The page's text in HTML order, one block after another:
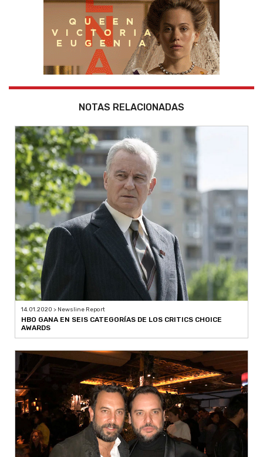
NOTAS RELACIONADAS
14.01.2020 > Newsline Report
HBO GANA EN SEIS CATEGORÍAS DE LOS CRITICS CHOICE
AWARDS